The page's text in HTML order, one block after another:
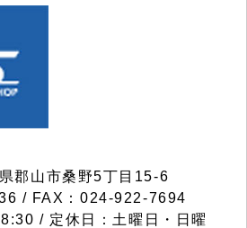
郡山市桑野5丁目15-6
/ FAX：024-922-7694
/ 定休日：土曜日・日曜